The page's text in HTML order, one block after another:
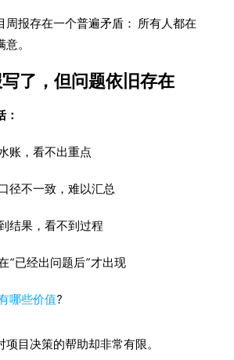
周报存在一个普遍矛盾： 所有人都在
。
了，但问题依旧存在
账，看不出重点
径不一致，难以汇总
结果，看不到过程
“已经出问题后”才出现
哪些价值?
项目决策的帮助却非常有限。